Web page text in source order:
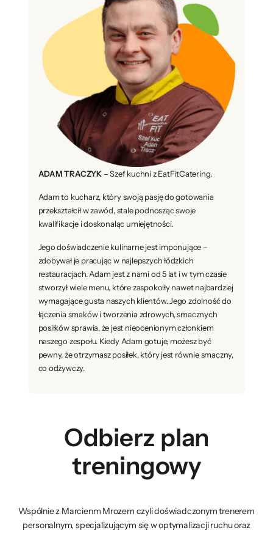
ADAM TRACZYK– Szef kuchni z EatFitCatering.
Adam to kucharz, który swoją pasję do gotowania
przekształcił w zawód, stale podnosząc swoje
kwalifikacje i doskonaląc umiejętności.
Jego doświadczenie kulinarne jest imponujące –
zdobywał je pracując w najlepszych łódzkich
restauracjach. Adam jest z nami od 5 lat i w tym czasie
stworzył wiele menu, które zaspokoiły nawet najbardziej
wymagające gusta naszych klientów. Jego zdolność do
łączenia smaków i tworzenia zdrowych, smacznych
posiłków sprawia, że jest nieocenionym członkiem
naszego zespołu. Kiedy Adam gotuje, możesz być
pewny, że otrzymasz posiłek, który jest równie smaczny,
co odżywczy.
Odbierz plan
treningowy
Wspólnie z Marcienm Mrozem czyli doświadczonym trenerem
personalnym, specjalizującym się w optymalizacji ruchu oraz